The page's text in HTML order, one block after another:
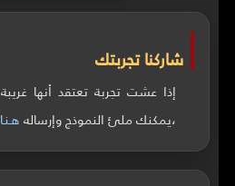
شاركنا تجربتك
إذا عشت تجربة تعتقد أنها
،يمكنك ملئ النموذج وإرسالههـنـا